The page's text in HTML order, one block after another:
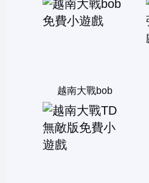
越南大戰bob